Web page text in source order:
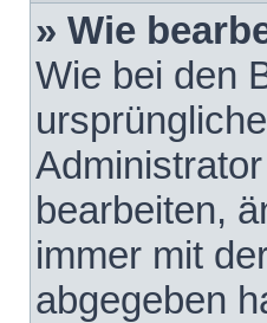
» Wie
Wie bei den
bearbeiten,
immer mit
abgegeben